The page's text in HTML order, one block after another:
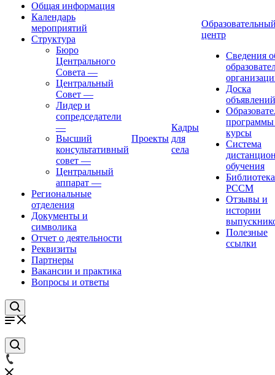
Общая информация
Календарь
мероприятий
Структура
Бюро
Центрального
Совета —
Центральный
Совет —
Лидер и
сопредседатели
—
Высший
консультативный
совет —
Центральный
аппарат —
Региональные
отделения
Документы и
символика
Отчет о деятельности
Реквизиты
Партнеры
Вакансии и практика
Вопросы и ответы
Проекты
Кадры
для
села
центр
Сведения
Доска
объявлений
курсы
Система
обучения
Библиотека
РССМ
Отзывы и
истории
Полезные
ссылки